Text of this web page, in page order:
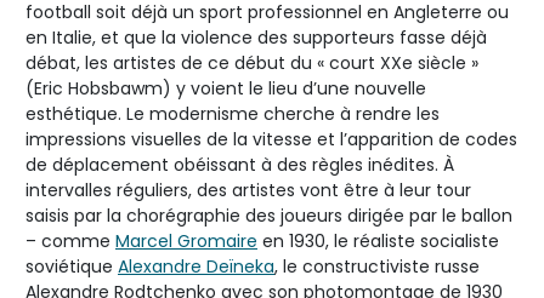
football soit déjà un sport professionnel en Angleterre ou
en Italie, et que la violence des supporteurs fasse déjà
débat, les artistes de ce début du « court XXe siècle »
(Eric Hobsbawm) y voient le lieu d’une nouvelle
esthétique. Le modernisme cherche à rendre les
impressions visuelles de la vitesse et l’apparition de codes
de déplacement obéissant à des règles inédites. À
intervalles réguliers, des artistes vont être à leur tour
saisis par la chorégraphie des joueurs dirigée par le ballon
– comme Marcel Gromaire en 1930, le réaliste socialiste
soviétique Alexandre Deïneka, le constructiviste russe
Alexandre Rodtchenko avec son photomontage de 1930